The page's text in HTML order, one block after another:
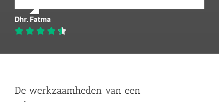
Dhr. Fatma
De werkzaamheden van een